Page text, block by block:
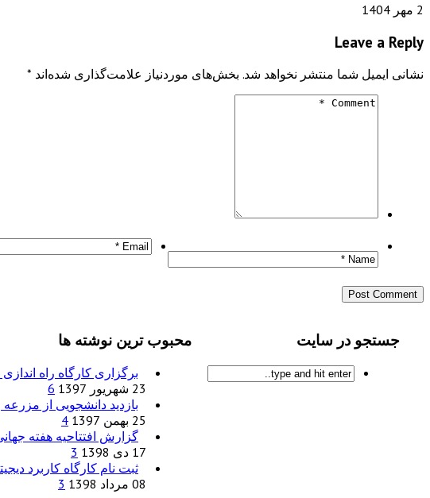
2 مهر 1404
Leave a Reply
نشانی ایمیل شما منتشر نخواهد شد. بخش‌های موردنیاز علامت‌گذاری شده‌اند *
جستجو در سایت محبوب ترین نوشته ها
برگزاری کارگاه راه
23 شهریور 1397
6
بازدید دانشجویی از
25 بهمن 1397
4
گزارش افتتاحیه هفته
17 دی 1398
3
ثبت نام کارگاه کاربرد
08 مرداد 1398
3